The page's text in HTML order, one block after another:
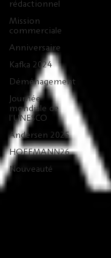
rédactionnel
Mission
commerciale
Anniversaire
Kafka 2024
Déménagement
Journée
mondiale de
l'UNESCO
Andersen 2025
HOFFMANN26
Nouveauté